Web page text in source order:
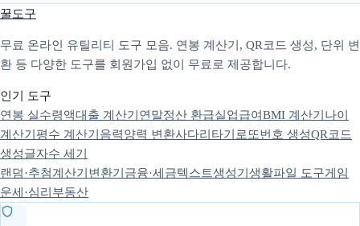
꿀도구
무료 온라인 유틸리티 도구 모음. 연봉 계산기, QR코드 생성, 단위 변
환 등 다양한 도구를 회원가입 없이 무료로 제공합니다.
인기 도구
연봉 실수령액대출 계산기 연말정산 환급실업급여BMI 계산기 나이
계산기 평수 계산기 음력양력 변환사다리타기 로또번호 생성QR코드
생성글자수 세기
랜덤·추첨계산기 변환기 금융·세금텍스트생성기 생활파일 도구게임
운세·심리 부동산